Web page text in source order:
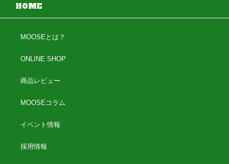
HOME
MOOSEとは？
ONLINE SHOP
商品レビュー
MOOSEコラム
イベント情報
採用情報